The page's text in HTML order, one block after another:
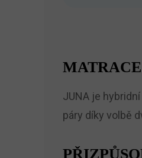
JUNA je
páry díky volbě